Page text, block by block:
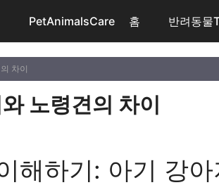
PetAnimalsCare 홈 반려동물
차이
노령견의 차이
해하기: 아기 강